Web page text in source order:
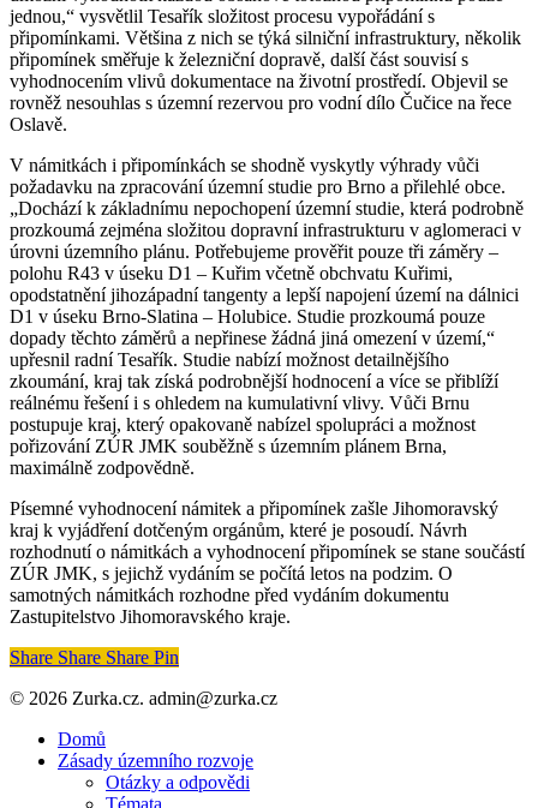
jednou,“ vysvětlil Tesařík složitost procesu vypořádání s
připomínkami. Většina z nich se týká silniční infrastruktury, několik
připomínek směřuje k železniční dopravě, další část souvisí s
vyhodnocením vlivů dokumentace na životní prostředí. Objevil se
rovněž nesouhlas s územní rezervou pro vodní dílo Čučice na řece
Oslavě.
V námitkách i připomínkách se shodně vyskytly výhrady vůči
požadavku na zpracování územní studie pro Brno a přilehlé obce.
„Dochází k základnímu nepochopení územní studie, která podrobně
prozkoumá zejména složitou dopravní infrastrukturu v aglomeraci v
úrovni územního plánu. Potřebujeme prověřit pouze tři záměry –
polohu R43 v úseku D1 – Kuřim včetně obchvatu Kuřimi,
opodstatnění jihozápadní tangenty a lepší napojení území na dálnici
D1 v úseku Brno-Slatina – Holubice. Studie prozkoumá pouze
dopady těchto záměrů a nepřinese žádná jiná omezení v území,“
upřesnil radní Tesařík. Studie nabízí možnost detailnějšího
zkoumání, kraj tak získá podrobnější hodnocení a více se přiblíží
reálnému řešení i s ohledem na kumulativní vlivy. Vůči Brnu
postupuje kraj, který opakovaně nabízel spolupráci a možnost
pořizování ZÚR JMK souběžně s územním plánem Brna,
maximálně zodpovědně.
Písemné vyhodnocení námitek a připomínek zašle Jihomoravský
kraj k vyjádření dotčeným orgánům, které je posoudí. Návrh
rozhodnutí o námitkách a vyhodnocení připomínek se stane součástí
ZÚR JMK, s jejichž vydáním se počítá letos na podzim. O
samotných námitkách rozhodne před vydáním dokumentu
Zastupitelstvo Jihomoravského kraje.
Share
Share Share Share Pin
© 2026 Zurka.cz. admin@zurka.cz
Close
Menu
Domů
Zásady územního rozvoje
Otázky a odpovědi
Témata